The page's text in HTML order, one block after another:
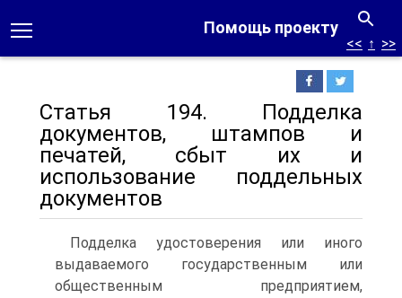
Помощь проекту
<< ↑ >>
Статья 194. Подделка
документов, штампов и
печатей, сбыт их и
использование поддельных
документов
Подделка удостоверения или иного
выдаваемого государственным или
общественным предприятием,